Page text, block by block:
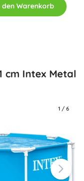
den Warenkorb
cm Intex Metal
1 / 6